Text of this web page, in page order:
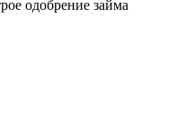
займа